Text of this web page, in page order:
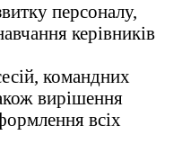
персоналу,
керівників
командних
вирішення
всіх